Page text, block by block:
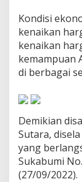
Kondisi
kenaikan
kenaikan
kemampuan
di berbagai
Demikian
Sutara,
yang
Sukabumi
(27/09/2022).